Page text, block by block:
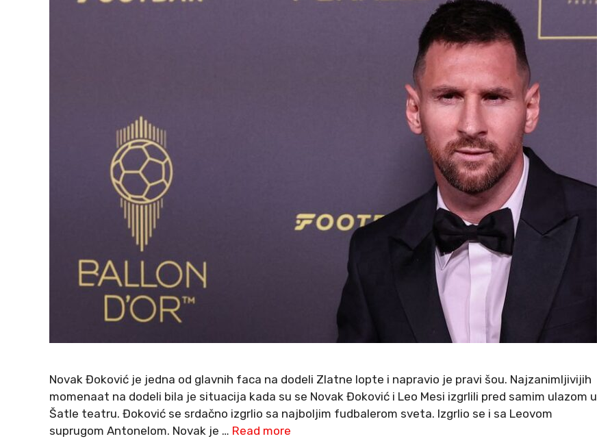
Novak Đoković je jedna od glavnih faca na dodeli Zlatne lopte i napravio je pravi šou. Najzanimljivijih
momenaat na dodeli bila je situacija kada su se Novak Đoković i Leo Mesi izgrlili pred samim ulazom u
Šatle teatru. Đoković se srdačno izgrlio sa najboljim fudbalerom sveta. Izgrlio se i sa Leovom
suprugom Antonelom. Novak je … Read more